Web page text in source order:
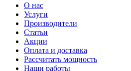
О нас
Услуги
Производители
Статьи
Акции
Оплата и доставка
Рассчитать мощность
Наши работы